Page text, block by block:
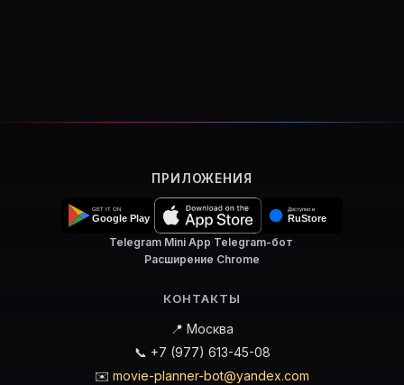
ПРИЛОЖЕНИЯ
Telegram Mini App·Telegram-бот·
Расширение Chrome
КОНТАКТЫ
📍 Москва
📞 +7 (977) 613-45-08
✉️ movie-planner-bot@yandex.com